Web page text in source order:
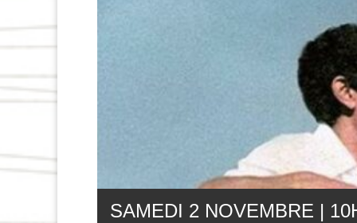
SAMEDI 2 NOVEMBRE | 10